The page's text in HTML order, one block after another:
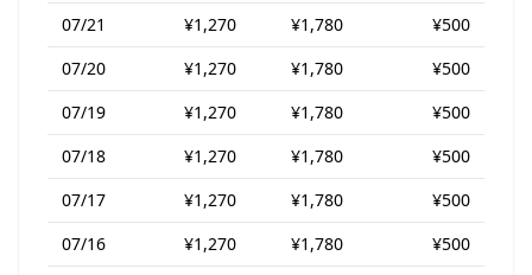
07/21
¥1,270 ¥1,780
¥500
07/20
¥1,270 ¥1,780
¥500
07/19
¥1,270 ¥1,780
¥500
07/18
¥1,270 ¥1,780
¥500
07/17
¥1,270 ¥1,780
¥500
07/16
¥1,270 ¥1,780
¥500